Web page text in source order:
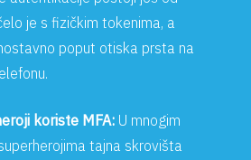
je s fizičkim tokenima, a
poput otiska prsta na
koriste MFA: U mnogim
tajna skrovišta